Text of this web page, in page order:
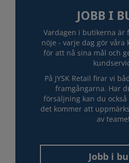
JOBB I
Vardagen i butikerna är
nöje - varje dag gör våra
för att nå sina mål och
På JYSK Retail firar vi
framgångarna. Har
försäljning kan du
det kommer att
av
Jobb i